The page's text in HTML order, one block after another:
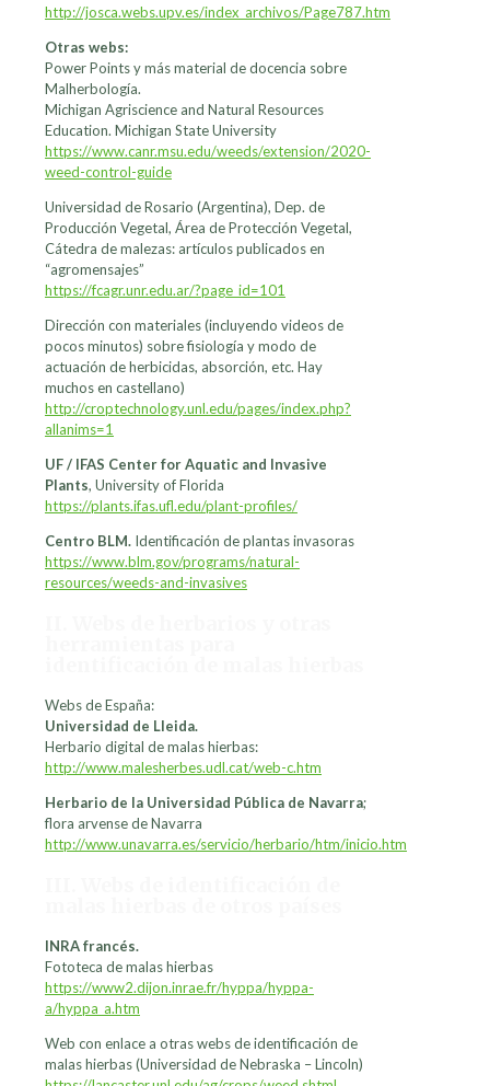
http://josca.webs.upv.es/index_archivos/Page787.htm
Otras webs:
Power Points y más material de docencia sobre
Malherbología.
Michigan Agriscience and Natural Resources
Education. Michigan State University
https://www.canr.msu.edu/weeds/extension/2020-
weed-control-guide
Universidad de Rosario (Argentina), Dep. de
Producción Vegetal, Área de Protección Vegetal,
Cátedra de malezas: artículos publicados en
“agromensajes”
https://fcagr.unr.edu.ar/?page_id=101
Dirección con materiales (incluyendo videos de
pocos minutos) sobre fisiología y modo de
actuación de herbicidas, absorción, etc. Hay
muchos en castellano)
http://croptechnology.unl.edu/pages/index.php?
allanims=1
UF / IFAS Center for Aquatic and Invasive
Plants, University of Florida
https://plants.ifas.ufl.edu/plant-profiles/
Centro BLM. Identificación de plantas invasoras
https://www.blm.gov/programs/natural-
resources/weeds-and-invasives
Webs de España:
Universidad de Lleida.
Herbario digital de malas hierbas:
http://www.malesherbes.udl.cat/web-c.htm
Herbario de la Universidad Pública de Navarra;
flora arvense de Navarra
http://www.unavarra.es/servicio/herbario/htm/inicio.htm
INRA francés.
Fototeca de malas hierbas
https://www2.dijon.inrae.fr/hyppa/hyppa-
a/hyppa_a.htm
Web con enlace a otras webs de identificación de
malas hierbas (Universidad de Nebraska – Lincoln)